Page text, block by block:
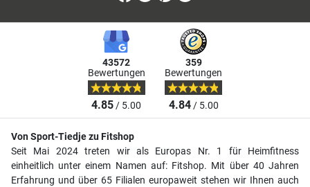
43572
Bewertungen
4.85/ 5.00
359
Bewertungen
4.84/ 5.00
Von Sport-Tiedje zu Fitshop
Seit Mai 2024 treten wir als Europas Nr. 1 für Heimfitness
einheitlich unter einem Namen auf: Fitshop. Mit über 40 Jahren
Erfahrung und über 65 Filialen europaweit stehen wir Ihnen auch